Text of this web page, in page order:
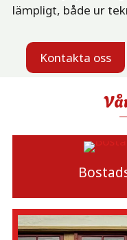
lämpligt, både ur
Kontakta oss